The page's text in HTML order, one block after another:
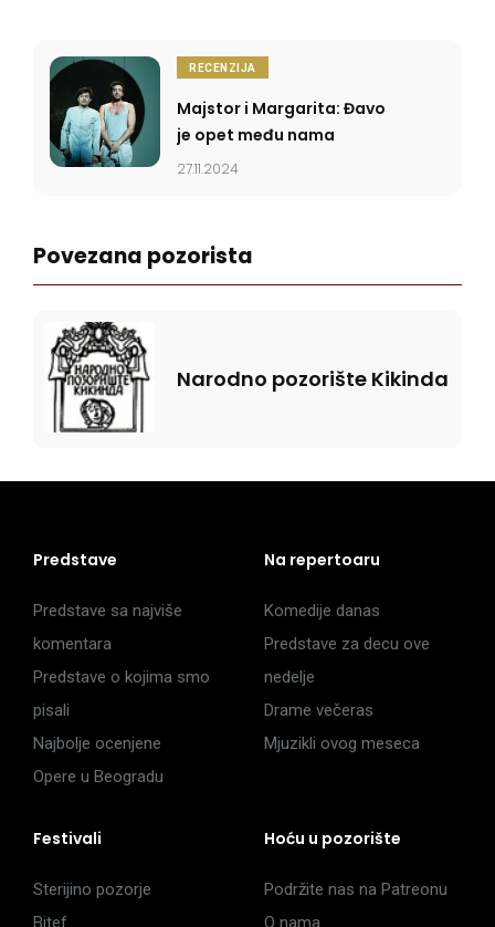
RECENZIJA
Majstor i Margarita: Đavo
je opet među nama
27.11.2024
Povezana pozorista
Narodno pozorište Kikinda
Predstave
Predstave sa najviše
komentara
Predstave o kojima smo
pisali
Najbolje ocenjene
Opere u Beogradu
Na repertoaru
Komedije danas
Predstave za decu ove
nedelje
Drame večeras
Mjuzikli ovog meseca
Festivali
Sterijino pozorje
Bitef
Hoću u pozorište
Podržite nas na Patreonu
O nama